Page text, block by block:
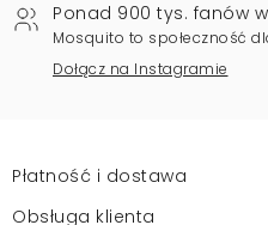
Ponad 900 tys. fanów
Mosquito to społeczność
Dołącz na Instagramie
Płatność i dostawa
Obsługa klienta